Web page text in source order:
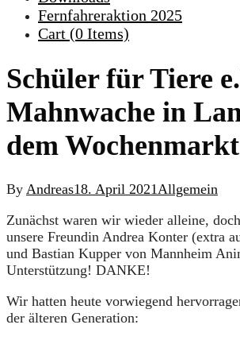
Fernfahreraktion 2025
Cart (0 Items)
Schüler für Tiere
Mahnwache in
dem Wochenmarkt
By Andreas18. April 2021Allgemein
Zunächst waren wir wieder alleine,
unsere Freundin Andrea Konter (extra
und Bastian Kupper von Mannheim
Unterstützung! DANKE!
Wir hatten heute vorwiegend
der älteren Generation: